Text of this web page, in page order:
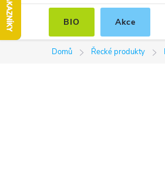
BIO Akce
Domů Řecké produkty